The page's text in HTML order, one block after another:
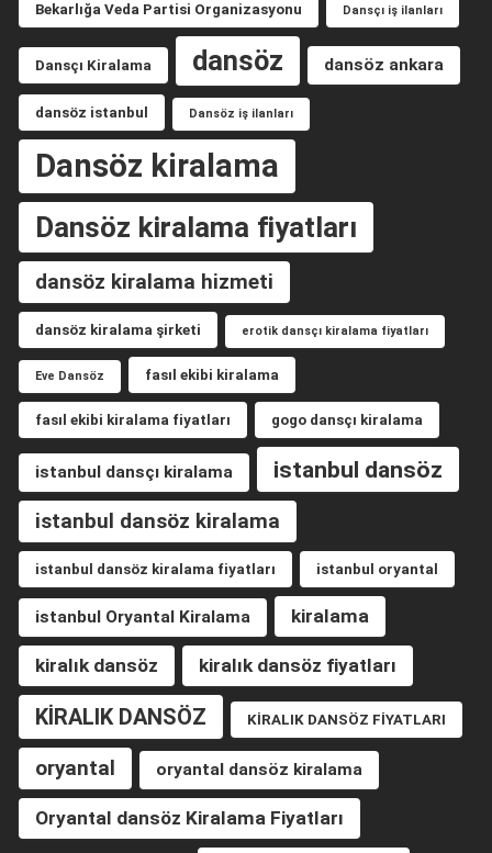
Bekarlığa Veda Partisi Organizasyonu Dansçı iş ilanları
Dansçı Kiralama dansöz dansöz ankara
dansöz istanbul Dansöz iş ilanları
Dansöz kiralama
Dansöz kiralama fiyatları
dansöz kiralama hizmeti
dansöz kiralama şirketi erotik dansçı kiralama fiyatları
Eve Dansöz fasıl ekibi kiralama
fasıl ekibi kiralama fiyatları gogo dansçı kiralama
istanbul dansçı kiralama istanbul dansöz
istanbul dansöz kiralama
istanbul dansöz kiralama fiyatları istanbul oryantal
istanbul Oryantal Kiralama kiralama
kiralık dansöz kiralık dansöz fiyatları
KİRALIK DANSÖZ KİRALIK DANSÖZ FİYATLARI
oryantal oryantal dansöz kiralama
Oryantal dansöz Kiralama Fiyatları